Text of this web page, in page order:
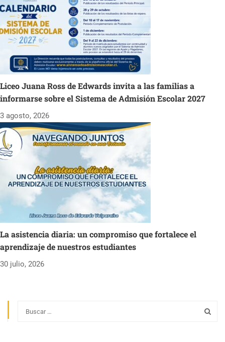
Liceo Juana Ross de Edwards invita a las familias a
informarse sobre el Sistema de Admisión Escolar 2027
3 agosto, 2026
La asistencia diaria: un compromiso que fortalece el
aprendizaje de nuestros estudiantes
30 julio, 2026